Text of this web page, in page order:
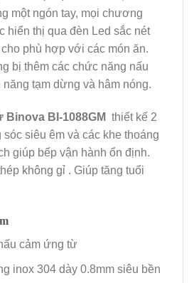
một ngón tay, mọi chương
hiển thị qua đèn Led sắc nét
phù hợp với các món ăn.
bị thêm các chức năng nấu
tạm dừng và hâm nóng.
Binova BI-1088GM thiết kế 2
siêu êm và các khe thoáng
giúp bếp vận hành ổn định.
không gỉ . Giúp tăng tuổi
cảm ứng từ
inox 304 dày 0.8mm siêu bền